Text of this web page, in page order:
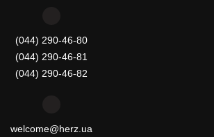
(044) 290-46-80
(044) 290-46-81
(044) 290-46-82
welcome@herz.ua